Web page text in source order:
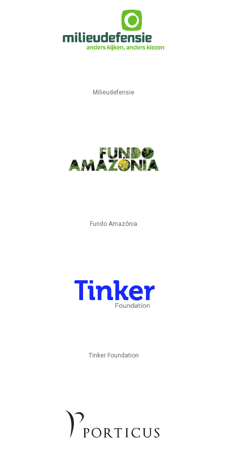
Milieudefensie
Fundo Amazônia
Tinker Foundation